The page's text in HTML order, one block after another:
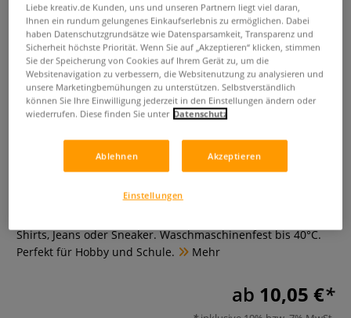
GIOTTO Decor Stoffmalstifte Sets
0 Bewertungen
Das GIOTTO Decor Stoffmalstifte Set mit hochwertigen
Shirts, Jeans oder Sneaker. Waschmaschinenfest bis 40°C.
Perfekt für Hobby und Schule.
Mehr
ab 10,05 €
Liebe kreativ.de Kunden, uns und unseren Partnern liegt viel daran,
Ihnen ein rundum gelungenes Einkaufserlebnis zu ermöglichen. Dabei
haben Datenschutzgrundsätze wie Datensparsamkeit, Transparenz und
Sicherheit höchste Priorität. Wenn Sie auf „Akzeptieren“ klicken, stimmen
Sie der Speicherung von Cookies auf Ihrem Gerät zu, um die
Websitenavigation zu verbessern, die Websitenutzung zu analysieren und
unsere Marketingbemühungen zu unterstützen. Selbstverständlich
können Sie Ihre Einwilligung jederzeit in den Einstellungen ändern oder
wiederrufen. Diese finden Sie unter Datenschutz
Ablehnen Akzeptieren
Einstellungen